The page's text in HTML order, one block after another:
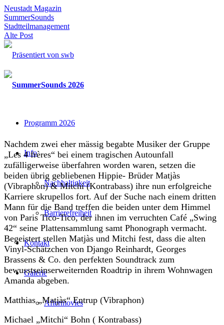
Neustadt Magazin
SummerSounds
Stadtteilmanagement
Alte Post
Programm 2026
Info
Nachhaltigkeit
Barrierefreiheit
Kontakt
Galerie
Aftermovies
Nachdem zwei eher mässig begabte Musiker der Gruppe
„Les 4 frères“ bei einem tragischen Autounfall
zufälligerweise überfahren worden waren, setzen die
beiden übrig gebliebenen Hippie- Brüder Matjàs
(Vibraphon) & Mitchi (Kontrabass) ihre nun erfolgreiche
Karriere skrupellos fort. Auf der Suche nach einem dritten
Mann für die Band treffen die beiden unter dem Himmel
von Paris Tico-Tico, der ihnen im verruchten Café „Swing
42“ seine Plattensammlung samt Phonograph vermacht.
Begeistert stellen Matjàs und Mitchi fest, dass die alten
Vinyl-Schätzchen von Django Reinhardt, Georges
Brassens & Co. den perfekten Soundtrack zum
bewusstseinserweiternden Roadtrip in ihrem Wohnwagen
Amanda abgeben.
Matthias „Matjàs“ Entrup (Vibraphon)
Michael „Mitchi“ Bohn ( Kontrabass)